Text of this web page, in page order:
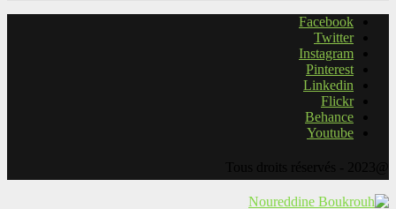
Facebook
Twitter
Instagram
Pinterest
Linkedin
Flickr
Behance
Youtube